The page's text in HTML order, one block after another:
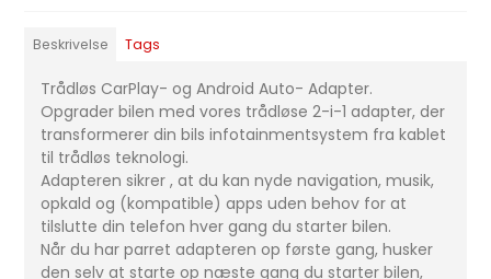
Beskrivelse Tags
Trådløs CarPlay- og Android Auto- Adapter.
Opgrader bilen med vores trådløse 2-i-1 adapter, der
transformerer din bils infotainmentsystem fra kablet
til trådløs teknologi.
Adapteren sikrer , at du kan nyde navigation, musik,
opkald og (kompatible) apps uden behov for at
tilslutte din telefon hver gang du starter bilen.
Når du har parret adapteren op første gang, husker
den selv at starte op næste gang du starter bilen,